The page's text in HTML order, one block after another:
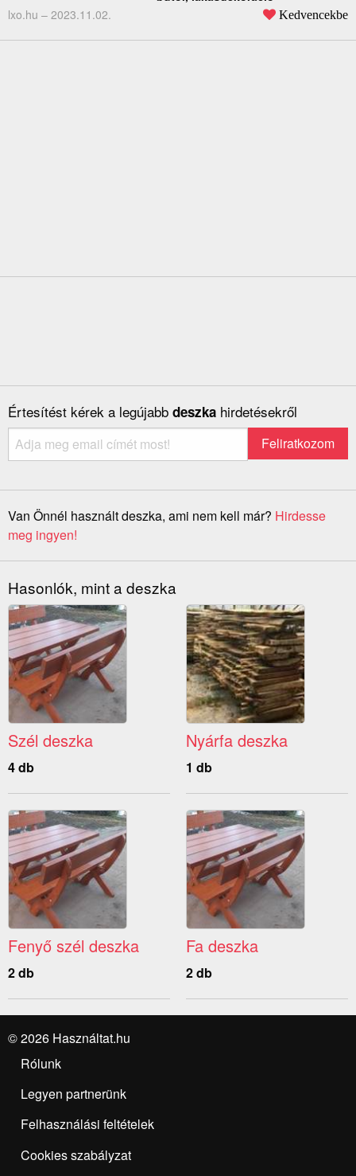
lxo.hu – 2023.11.02. Kedvencekbe
Értesítést kérek a legújabb deszka hirdetésekről
Van Önnél használt deszka, ami nem kell már? Hirdesse
meg ingyen!
Hasonlók, mint a deszka
Szél deszka
4 db
Nyárfa deszka
1 db
Fenyő szél deszka
2 db
Fa deszka
2 db
© 2026 Használtat.hu
Rólunk
Legyen partnerünk
Felhasználási feltételek
Cookies szabályzat